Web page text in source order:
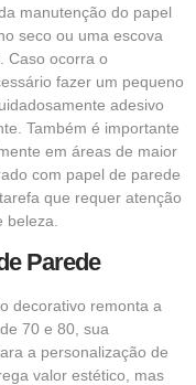
manutenção do papel
seco ou uma escova
Caso ocorra o
fazer um pequeno
adesivo
Também é importante
em áreas de maior
com papel de parede
que requer atenção
Parede
decorativo remonta a
70 e 80, sua
a personalização de
valor estético, mas